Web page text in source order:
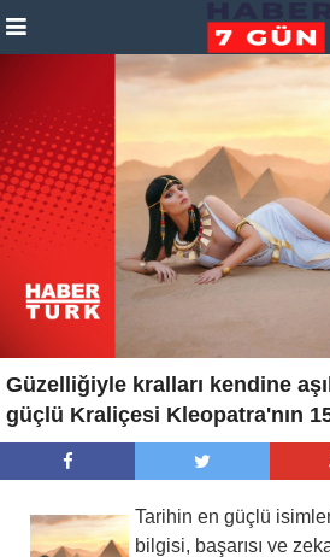
Güzelliğiyle kralları kendine
güçlü Kraliçesi Kleopatra'nın
Tarihin en güçlü
bilgisi, başarısı ve